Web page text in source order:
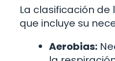
La clasificación
que incluye su
Aerobias: